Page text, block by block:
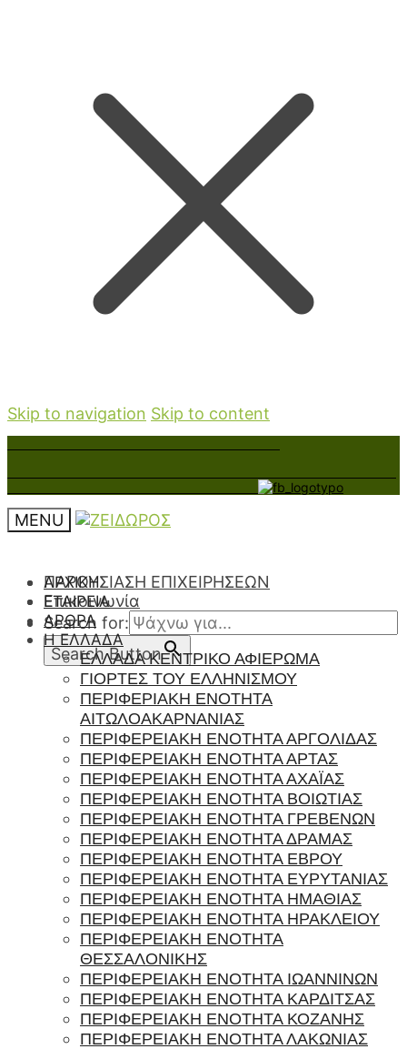
Skip to navigation Skip to content
MENU
ΠΑΡΟΥΣΙΑΣΗ ΕΠΙΧΕΙΡΗΣΕΩΝ
Επικοινωνία
Search for:
Search Button
ΑΡΧΙΚΉ
ΕΤΑΙΡΕΊΑ
ΆΡΘΡΑ
Η ΕΛΛΑΔΑ
ΕΛΛΑΔΑ ΚΕΝΤΡΙΚΟ ΑΦΙΕΡΩΜΑ
ΓΙΟΡΤΕΣ ΤΟΥ ΕΛΛΗΝΙΣΜΟΥ
ΠΕΡΙΦΕΡΙΑΚΗ ΕΝΟΤΗΤΑ
ΑΙΤΩΛΟΑΚΑΡΝΑΝΙΑΣ
ΠΕΡΙΦΕΡΕΙΑΚΗ ΕΝΟΤΗΤΑ ΑΡΓΟΛΙΔΑΣ
ΠΕΡΙΦΕΡΕΙΑΚΗ ΕΝΟΤΗΤΑ ΑΡΤΑΣ
ΠΕΡΙΦΕΡΕΙΑΚΗ ΕΝΟΤΗΤΑ ΑΧΑΪΑΣ
ΠΕΡΙΦΕΡΕΙΑΚΗ ΕΝΟΤΗΤΑ ΒΟΙΩΤΙΑΣ
ΠΕΡΙΦΕΡΕΙΑΚΗ ΕΝΟΤΗΤΑ ΓΡΕΒΕΝΩΝ
ΠΕΡΙΦΕΡΕΙΑΚΗ ΕΝΟΤΗΤΑ ΔΡΑΜΑΣ
ΠΕΡΙΦΕΡΕΙΑΚΗ ΕΝΟΤΗΤΑ ΕΒΡΟΥ
ΠΕΡΙΦΕΡΕΙΑΚΗ ΕΝΟΤΗΤΑ ΕΥΡΥΤΑΝΙΑΣ
ΠΕΡΙΦΕΡΕΙΑΚΗ ΕΝΟΤΗΤΑ ΗΜΑΘΙΑΣ
ΠΕΡΙΦΕΡΕΙΑΚΗ ΕΝΟΤΗΤΑ ΗΡΑΚΛΕΙΟΥ
ΠΕΡΙΦΕΡΕΙΑΚΗ ΕΝΟΤΗΤΑ
ΘΕΣΣΑΛΟΝΙΚΗΣ
ΠΕΡΙΦΕΡΕΙΑΚΗ ΕΝΟΤΗΤΑ ΙΩΑΝΝΙΝΩΝ
ΠΕΡΙΦΕΡΕΙΑΚΗ ΕΝΟΤΗΤΑ ΚΑΡΔΙΤΣΑΣ
ΠΕΡΙΦΕΡΕΙΑΚΗ ΕΝΟΤΗΤΑ ΚΟΖΑΝΗΣ
ΠΕΡΙΦΕΡΕΙΑΚΗ ΕΝΟΤΗΤΑ ΛΑΚΩΝΙΑΣ